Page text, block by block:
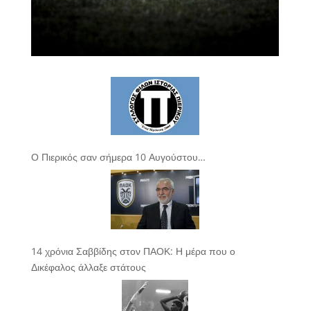
Ο Πιερικός σαν σήμερα 10 Αυγούστου…
14 χρόνια Σαββίδης στον ΠΑΟΚ: Η μέρα που ο
Δικέφαλος άλλαξε στάτους